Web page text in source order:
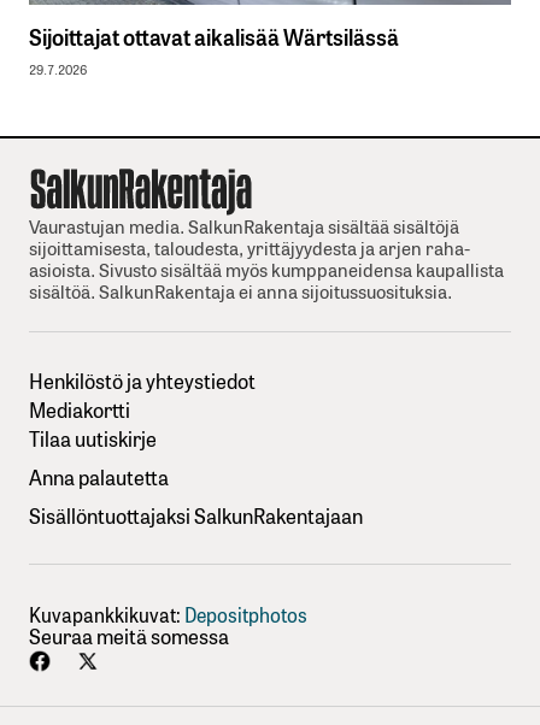
Sijoittajat ottavat aikalisää Wärtsilässä
29.7.2026
Vaurastujan media. SalkunRakentaja sisältää sisältöjä
sijoittamisesta, taloudesta, yrittäjyydesta ja arjen raha-
asioista. Sivusto sisältää myös kumppaneidensa kaupallista
sisältöä. SalkunRakentaja ei anna sijoitussuosituksia.
Henkilöstö ja yhteystiedot
Mediakortti
Tilaa uutiskirje
Anna palautetta
Sisällöntuottajaksi SalkunRakentajaan
Kuvapankkikuvat: Depositphotos
Seuraa meitä somessa